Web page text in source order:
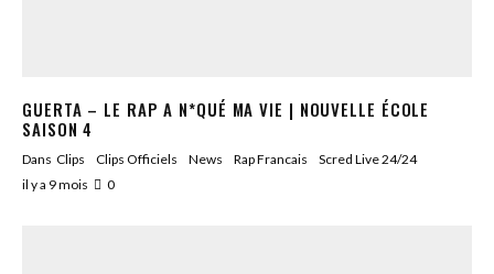
GUERTA – LE RAP A N*QUÉ MA VIE | NOUVELLE ÉCOLE
SAISON 4
Dans Clips Clips Officiels News Rap Francais
Scred Live 24/24
il y a 9 mois
0